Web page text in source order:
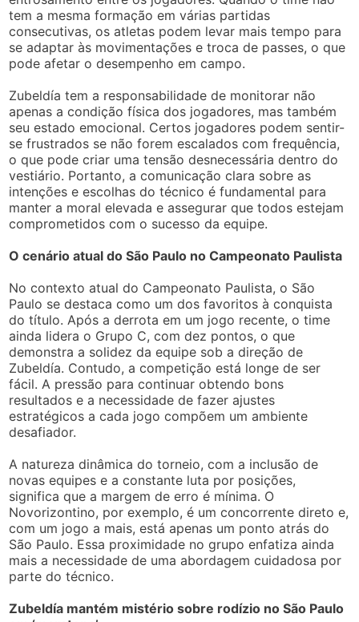
tem a mesma formação em várias partidas
consecutivas, os atletas podem levar mais tempo para
se adaptar às movimentações e troca de passes, o que
pode afetar o desempenho em campo.
Zubeldía tem a responsabilidade de monitorar não
apenas a condição física dos jogadores, mas também
seu estado emocional. Certos jogadores podem sentir-
se frustrados se não forem escalados com frequência,
o que pode criar uma tensão desnecessária dentro do
vestiário. Portanto, a comunicação clara sobre as
intenções e escolhas do técnico é fundamental para
manter a moral elevada e assegurar que todos estejam
comprometidos com o sucesso da equipe.
O cenário atual do São Paulo no Campeonato Paulista
No contexto atual do Campeonato Paulista, o São
Paulo se destaca como um dos favoritos à conquista
do título. Após a derrota em um jogo recente, o time
ainda lidera o Grupo C, com dez pontos, o que
demonstra a solidez da equipe sob a direção de
Zubeldía. Contudo, a competição está longe de ser
fácil. A pressão para continuar obtendo bons
resultados e a necessidade de fazer ajustes
estratégicos a cada jogo compõem um ambiente
desafiador.
A natureza dinâmica do torneio, com a inclusão de
novas equipes e a constante luta por posições,
significa que a margem de erro é mínima. O
Novorizontino, por exemplo, é um concorrente direto e,
com um jogo a mais, está apenas um ponto atrás do
São Paulo. Essa proximidade no grupo enfatiza ainda
mais a necessidade de uma abordagem cuidadosa por
parte do técnico.
Zubeldía mantém mistério sobre rodízio no São Paulo